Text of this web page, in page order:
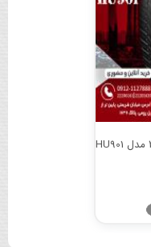
لاستیک هدوی 225/45R18 مدل HU901